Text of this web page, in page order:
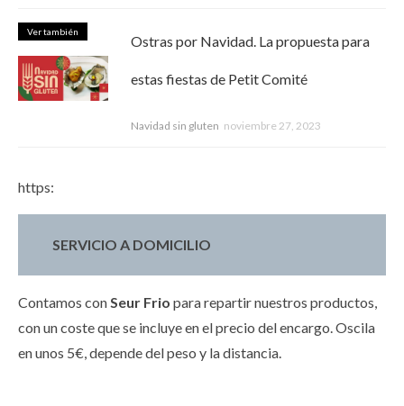
Ver también
Ostras por Navidad. La propuesta para
estas fiestas de Petit Comité
Navidad sin gluten noviembre 27, 2023
https:
SERVICIO A DOMICILIO
Contamos conSeur Frio para repartir nuestros productos,
con un coste que se incluye en el precio del encargo. Oscila
en unos 5€, depende del peso y la distancia.